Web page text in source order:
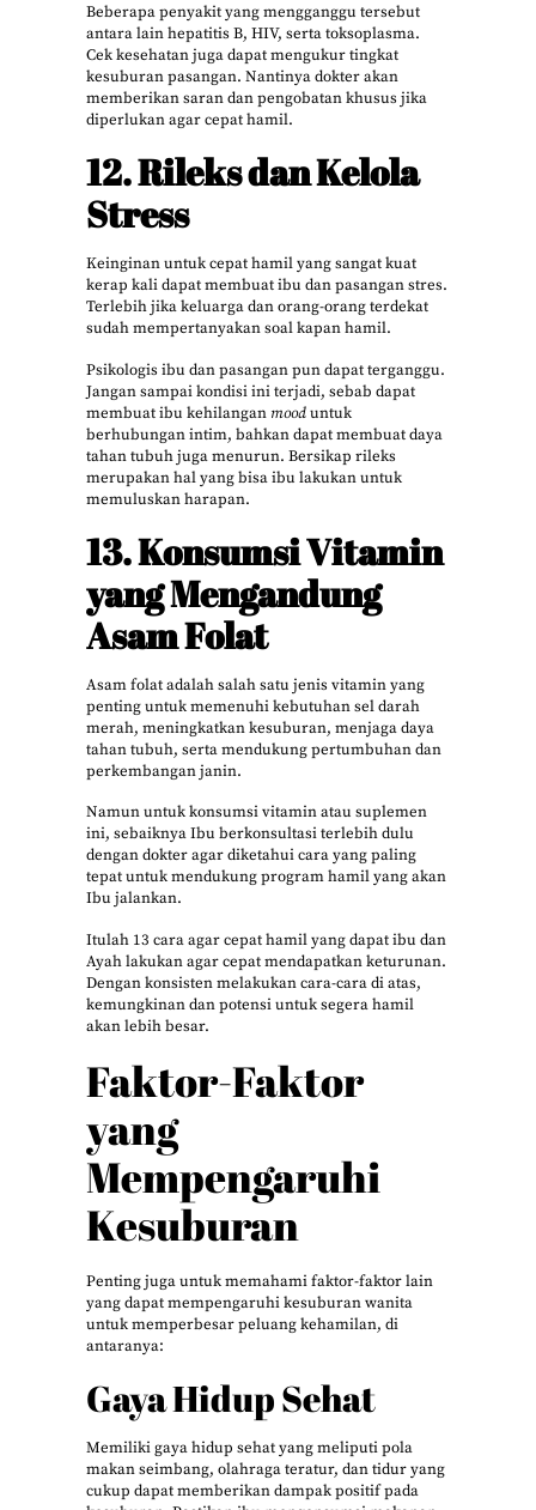
Beberapa penyakit yang mengganggu tersebut
antara lain hepatitis B, HIV, serta toksoplasma.
Cek kesehatan juga dapat mengukur tingkat
kesuburan pasangan. Nantinya dokter akan
memberikan saran dan pengobatan khusus jika
diperlukan agar cepat hamil.
12. Rileks dan Kelola
Stress
Keinginan untuk cepat hamil yang sangat kuat
kerap kali dapat membuat ibu dan pasangan stres.
Terlebih jika keluarga dan orang-orang terdekat
sudah mempertanyakan soal kapan hamil.
Psikologis ibu dan pasangan pun dapat terganggu.
Jangan sampai kondisi ini terjadi, sebab dapat
membuat ibu kehilangan mooduntuk
berhubungan intim, bahkan dapat membuat daya
tahan tubuh juga menurun. Bersikap rileks
merupakan hal yang bisa ibu lakukan untuk
memuluskan harapan.
13. Konsumsi Vitamin
yang Mengandung
Asam Folat
Asam folat adalah salah satu jenis vitamin yang
penting untuk memenuhi kebutuhan sel darah
merah, meningkatkan kesuburan, menjaga daya
tahan tubuh, serta mendukung pertumbuhan dan
perkembangan janin.
Namun untuk konsumsi vitamin atau suplemen
ini, sebaiknya Ibu berkonsultasi terlebih dulu
dengan dokter agar diketahui cara yang paling
tepat untuk mendukung program hamil yang akan
Ibu jalankan.
Itulah 13 cara agar cepat hamil yang dapat ibu dan
Ayah lakukan agar cepat mendapatkan keturunan.
Dengan konsisten melakukan cara-cara di atas,
kemungkinan dan potensi untuk segera hamil
akan lebih besar.
Faktor-Faktor
yang
Mempengaruhi
Kesuburan
Penting juga untuk memahami faktor-faktor lain
yang dapat mempengaruhi kesuburan wanita
untuk memperbesar peluang kehamilan, di
antaranya:
Gaya Hidup Sehat
Memiliki gaya hidup sehat yang meliputi pola
makan seimbang, olahraga teratur, dan tidur yang
cukup dapat memberikan dampak positif pada